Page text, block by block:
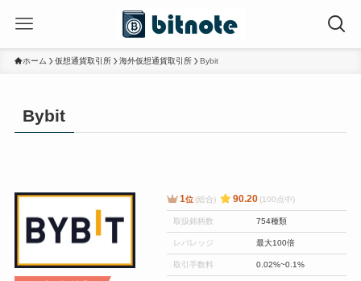
ホーム 仮想通貨取引所 海外仮想通貨取引所 Bybit
Bybit
1位 (総合) 90.20 (100点中)
取扱銘柄数 754種類
レバレッジ 最大100倍
取引手数料 0.02%~0.1%